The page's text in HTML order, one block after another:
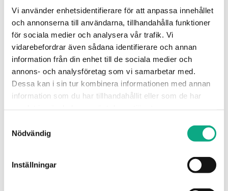
Vi använder enhetsidentifierare för att anpassa innehållet
och annonserna till användarna, tillhandahålla funktioner
för sociala medier och analysera vår trafik. Vi
vidarebefordrar även sådana identifierare och annan
information från din enhet till de sociala medier och
annons- och analysföretag som vi samarbetar med.
Dessa kan i sin tur kombinera informationen med annan
information som du har tillhandahållit eller som de har
Nödvändig
Inställningar
Vi åtgärdar stopp och får fart på avrinningen med
ska igen.